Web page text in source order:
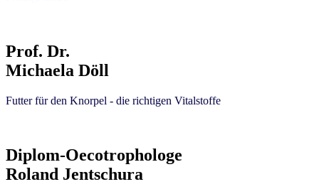
Prof. Dr.
Michaela Döll
Futter für den Knorpel - die richtigen Vitalstoffe
Diplom-Oecotrophologe
Roland Jentschura